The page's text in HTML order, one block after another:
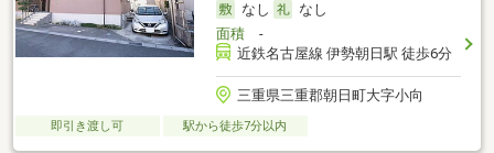
なし
なし
面積-
近鉄名古屋線 伊勢朝日駅 徒歩6分
三重県三重郡朝日町大字小向
即引き渡し可 駅から徒歩7分以内